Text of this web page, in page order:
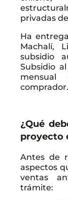
privadas
Ha
Machalí,
subsidio
Subsidio
comprador.
¿Qué
proyecto
Antes de
aspectos
ventas
trámite: